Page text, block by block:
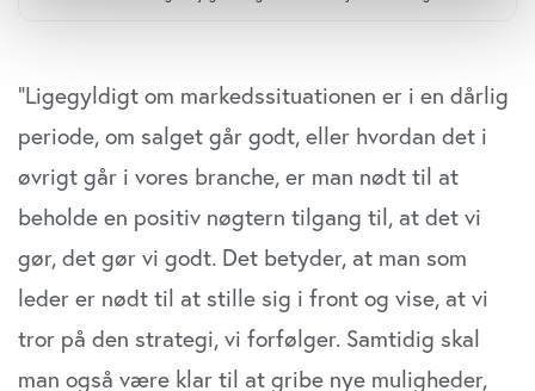
dens unikke karakteristika (fingerprinting)
Dine valg anvendes på hele websitet.
Vi bruger cookies til at tilpasse vores indhold og
at analysere vores trafik. Vi deler også oplysninger om
din brug af vores website med vores partnere inden for
sociale medier, annonceringspartnere og
analysepartnere. Vores partnere kan kombinere disse
data med andre oplysninger, du har givet dem, eller som
de har indsamlet fra din brug af deres tjenester. Du
”Ligegyldigt om markedssituationen er i en dårlig
periode, om salget går godt, eller hvordan det i
øvrigt går i vores branche, er man nødt til at
beholde en positiv nøgtern tilgang til, at det vi
gør, det gør vi godt. Det betyder, at man som
leder er nødt til at stille sig i front og vise, at vi
tror på den strategi, vi forfølger. Samtidig skal
man også være klar til at gribe nye muligheder,